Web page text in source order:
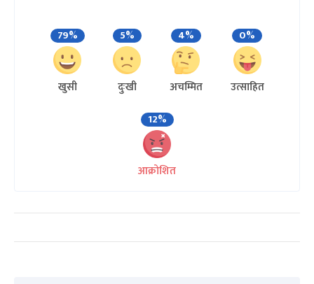
79%
खुसी
5%
दुःखी
4%
अचम्मित
0%
उत्साहित
12%
आक्रोशित